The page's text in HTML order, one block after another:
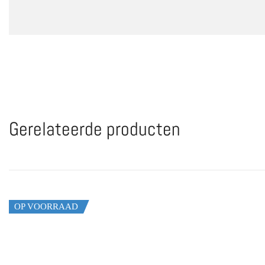
Gerelateerde producten
OP VOORRAAD